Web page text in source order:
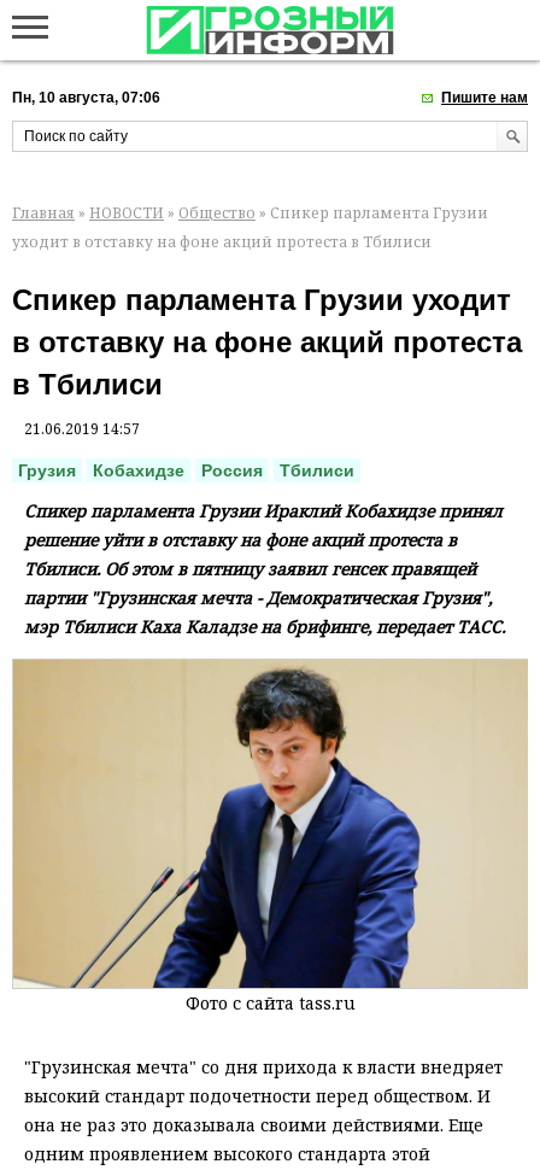
Пн, 10 августа, 07:06 Пишите нам
Главная » НОВОСТИ » Общество » Спикер парламента Грузии
уходит в отставку на фоне акций протеста в Тбилиси
Спикер парламента Грузии уходит
в отставку на фоне акций протеста
в Тбилиси
21.06.2019 14:57
Грузия Кобахидзе Россия Тбилиси
Спикер парламента Грузии Ираклий Кобахидзе принял
решение уйти в отставку на фоне акций протеста в
Тбилиси. Об этом в пятницу заявил генсек правящей
партии "Грузинская мечта - Демократическая Грузия",
мэр Тбилиси Каха Каладзе на брифинге, передает ТАСС.
Фото с сайта tass.ru
"Грузинская мечта" со дня прихода к власти внедряет
высокий стандарт подочетности перед обществом. И
она не раз это доказывала своими действиями. Еще
одним проявлением высокого стандарта этой